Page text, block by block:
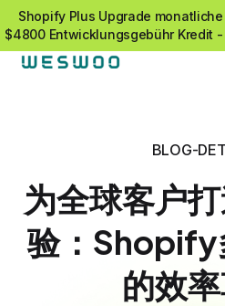
Shopify Plus Upgrade
$4800 Entwicklungsgebühr Kredit
BLOG-
为全球客户
验：Shopify
的效